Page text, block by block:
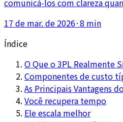
comunicá-los com clareza
meio período ou paralelas.
17 de mar. de 2026·8 min
Índice
O Que o 3PL Realmente
Componentes de custo
As Principais Vantagens
Você recupera tempo
Ele escala melhor